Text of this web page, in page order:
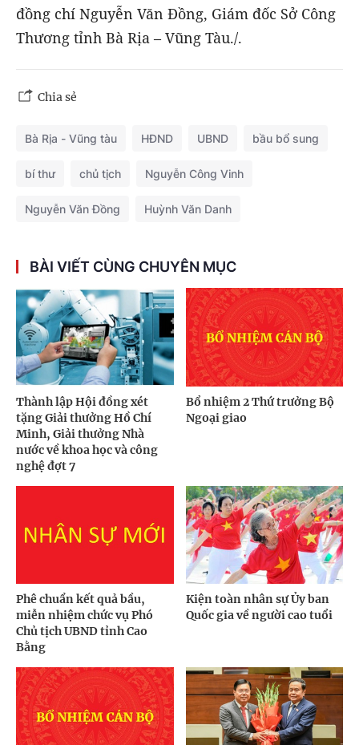
đồng chí Nguyễn Văn Đồng, Giám đốc Sở Công
Thương tỉnh Bà Rịa – Vũng Tàu./.
Chia sẻ
Bà Rịa - Vũng tàu HĐND UBND bầu bổ sung
bí thư chủ tịch Nguyễn Công Vinh
Nguyễn Văn Đồng Huỳnh Văn Danh
BÀI VIẾT CÙNG CHUYÊN MỤC
Thành lập Hội đồng xét
tặng Giải thưởng Hồ Chí
Minh, Giải thưởng Nhà
nước về khoa học và công
nghệ đợt 7
Bổ nhiệm 2 Thứ trưởng Bộ
Ngoại giao
Phê chuẩn kết quả bầu,
miễn nhiệm chức vụ Phó
Chủ tịch UBND tỉnh Cao
Bằng
Kiện toàn nhân sự Ủy ban
Quốc gia về người cao tuổi